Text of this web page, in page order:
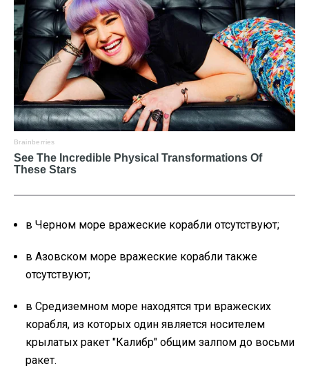
в Черном море вражеские корабли отсутствуют;
в Азовском море вражеские корабли также
отсутствуют;
в Средиземном море находятся три вражеских
корабля, из которых один является носителем
крылатых ракет "Калибр" общим залпом до восьми
ракет.